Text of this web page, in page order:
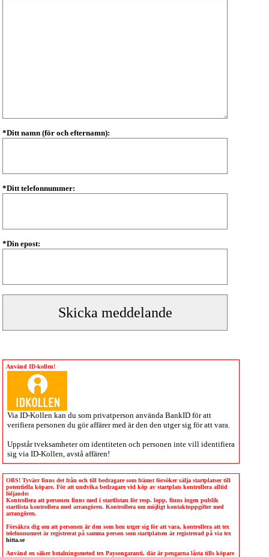
*Ditt namn (för och efternamn):
*Ditt telefonnummer:
*Din epost:
Använd ID-kollen!
Via ID-Kollen kan du som privatperson använda BankID för att
verifiera personen du gör affärer med är den den utger sig för att vara.
Uppstår tveksamheter om identiteten och personen inte vill identifiera
sig via ID-Kollen , avstå affären!
OBS! Tyvärr finns det från och till bedragare som främst försöker sälja startplatser till
potentiella köpare. För att undvika bedragare vid köp av startplats kontrollera alltid
följande:
Kontrollera att personen finns med i startlistan för resp. lopp, finns ingen publik
startlista kontrollera med arrangören. Kontrollera om möjligt kontaktuppgifter med
arrangören.
Försäkra dig om att personen är den som hen utger sig för att vara, kontrollera att tex
telefonnumret är registrerat på samma person som startplatsen är registrerad på via tex
hitta.se
Använd en säker betalningsmetod tex Paysongaranti, där är pengarna låsta tills köpare